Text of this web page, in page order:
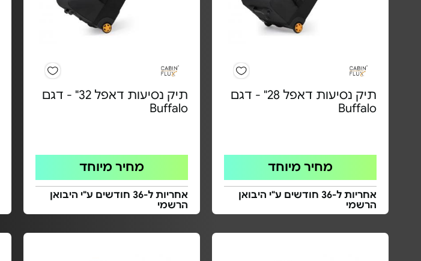
תיק נסיעות דאפל 28" - דגם
Buffalo
מחיר מיוחד
אחריות ל-36 חודשים ע"י היבואן
הרשמי
תיק נסיעות דאפל 32" - דגם
Buffalo
מחיר מיוחד
אחריות ל-36 חודשים ע"י היבואן
הרשמי